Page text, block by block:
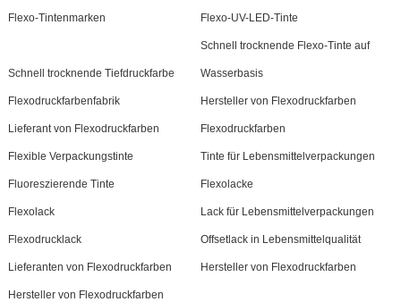
Flexo-Tintenmarken Flexo-UV-LED-Tinte
Schnell trocknende Tiefdruckfarbe
Schnell trocknende Flexo-Tinte auf
Wasserbasis
Flexodruckfarbenfabrik Hersteller von Flexodruckfarben
Lieferant von Flexodruckfarben Flexodruckfarben
Flexible Verpackungstinte Tinte für Lebensmittelverpackungen
Fluoreszierende Tinte Flexolacke
Flexolack Lack für Lebensmittelverpackungen
Flexodrucklack Offsetlack in Lebensmittelqualität
Lieferanten von Flexodruckfarben Hersteller von Flexodruckfarben
Hersteller von Flexodruckfarben